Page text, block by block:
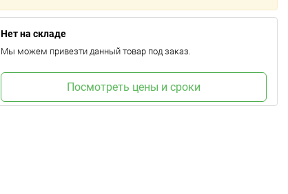
Нет на складе
Мы можем привезти данный товар под заказ.
Посмотреть цены и сроки